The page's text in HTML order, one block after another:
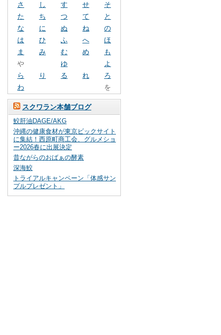
さ
し す せ
そ
た
ち つ て
と
な
に ぬ ね
の
は
ひ ふ へ
ほ
ま
み む め
も
や
ゆ
よ
ら
り る れ
ろ
わ
を
スクワラン本舗ブログ
鮫肝油DAGE/AKG
沖縄の健康食材が東京ビックサイト
に集結！西原町商工会、グルメショ
ー2026春に出展決定
昔ながらのおばぁの酵素
深海鮫
トライアルキャンペーン「体感サン
プルプレゼント」